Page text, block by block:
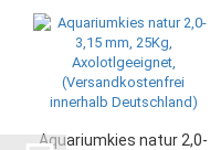
Aquariumkies natur 2,0-